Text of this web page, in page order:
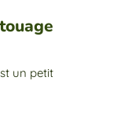
un petit